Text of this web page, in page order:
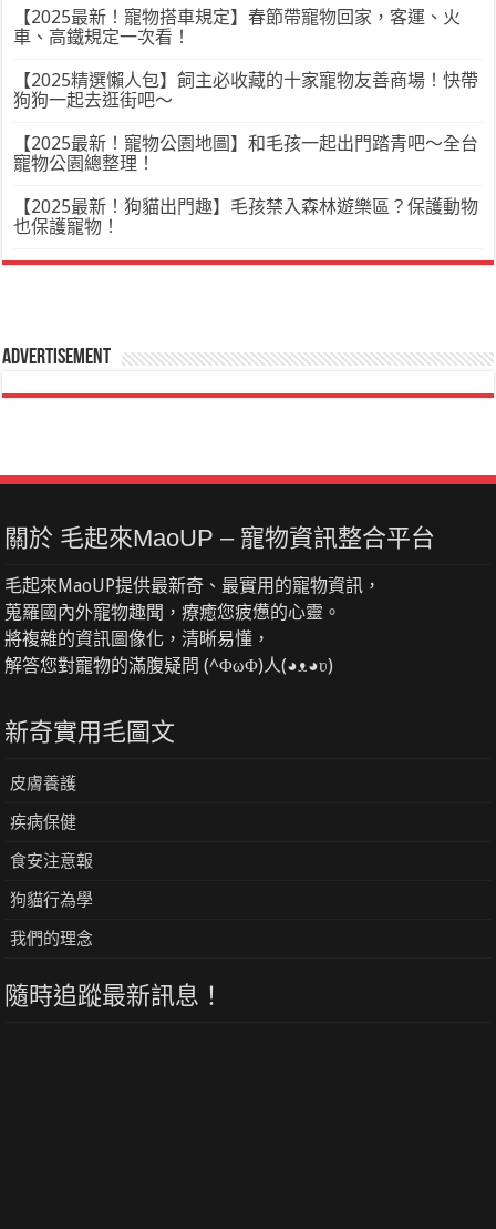
【2025最新！寵物搭車規定】春節帶寵物回家，客運、火
車、高鐵規定一次看！
【2025精選懶人包】飼主必收藏的十家寵物友善商場！快帶
狗狗一起去逛街吧～
【2025最新！寵物公園地圖】和毛孩一起出門踏青吧～全台
寵物公園總整理！
【2025最新！狗貓出門趣】毛孩禁入森林遊樂區？保護動物
也保護寵物！
Advertisement
關於 毛起來MaoUP – 寵物資訊整合平台
毛起來MaoUP提供最新奇、最實用的寵物資訊，
蒐羅國內外寵物趣聞，療癒您疲憊的心靈。
將複雜的資訊圖像化，清晰易懂，
解答您對寵物的滿腹疑問 (^ΦωΦ)人(◕ᴥ◕ʋ)
新奇實用毛圖文
皮膚養護
疾病保健
食安注意報
狗貓行為學
我們的理念
隨時追蹤最新訊息！